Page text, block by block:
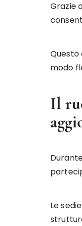
Grazie
Questo
modo
Il
Le